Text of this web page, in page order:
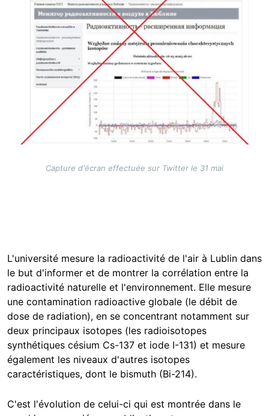
Capture d'écran effectuée sur Twitter le 31 mai
L'université mesure la radioactivité de l'air à Lublin dans
le but d'informer et de montrer la corrélation entre la
radioactivité naturelle et l'environnement. Elle mesure
une contamination radioactive globale (le débit de
dose de radiation), en se concentrant notamment sur
deux principaux isotopes (les radioisotopes
synthétiques césium Cs-137 et iode I-131) et mesure
également les niveaux d'autres isotopes
caractéristiques, dont le bismuth (Bi-214).
C'est l'évolution de celui-ci qui est montrée dans le